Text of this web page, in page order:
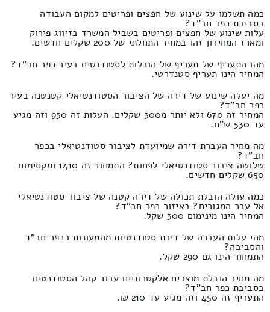
כמה תשלמו על שינוע של חפצים ופריטים למקום העבודה
בסביבת כפר חב"ד?
עלות שינוע של חפצים ופריטים בשביל המשרד בזיווג פירוק
ומארז המחירון זהו במחיר התחלתי של 200 שקלים חדשים.
מהו התעריף של תעריף של הובלות לסטודנטים בעיר כפר חב"ד?
המחיר הינו תעריף סטנדרטי.
מה יעלה שינוע של דירה של הציבור הסטודנטיאלי קטנטנה בעיר
כפר חב"ד?
המחיר זה 670 ולא יותר מ300 שקלים. העלות זה 950 וזה מגיע
עד 530 ש"ח.
מה מחיר העברת דירה שמיועדת לציבור סטודנטיאלי בכפר
חב"ד?
שלושה ציבור סטודנטיאלי לפחות? התמחור זה 1410 ומקסימום
650 שקלים חדשים.
כמה עולה הובלת תכולה של דירה קטנה של ציבור סטודנטיאלי
אל עבר המגורים? באיזור כפר חב"ד?
המחיר הינו מינימום 300 שקל.
מהי עלות העברה של דירת סטודנטיות מהמעונות בכפר חב"ד
והסביבה?
התמחור הינו גם 290 שקל.
מה מחיר הובלת מוצרים אלקטרוניים עבור קהל הסטודנטים
בסביבת כפר חב"ד?
התעריף זה 450 וזה מגיע עד 210 ₪.